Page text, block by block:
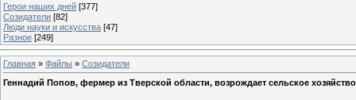
Герои наших дней [377]
Созидатели [82]
Люди науки и искусства [47]
Разное [249]
Главная » Файлы » Созидатели
Геннадий Попов, фермер из Тверской области, возрождает сельское